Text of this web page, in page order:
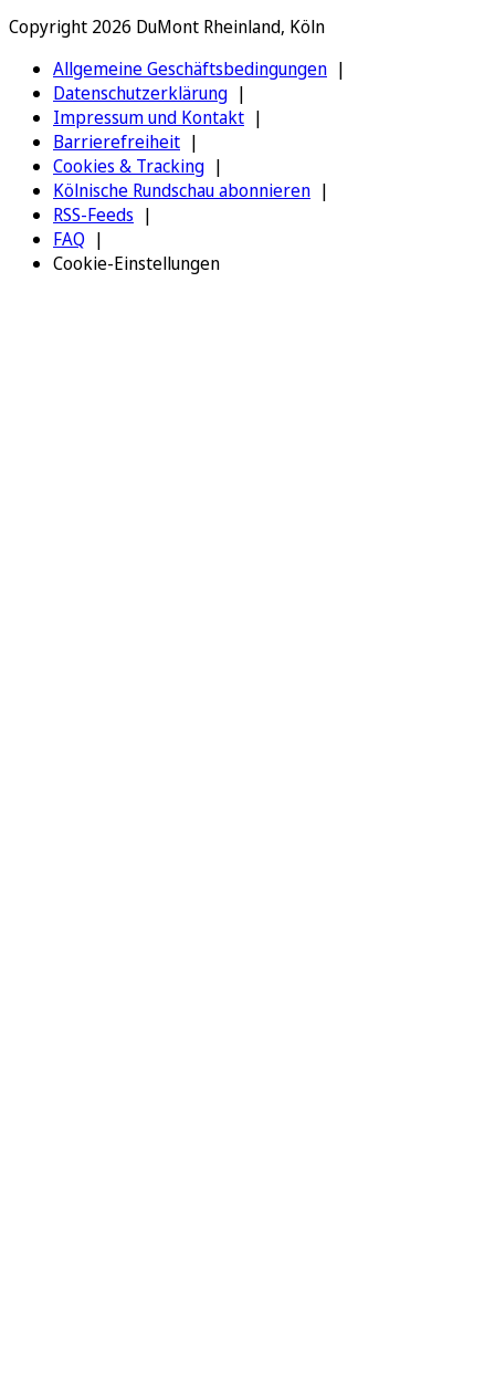
Copyright 2026 DuMont Rheinland, Köln
Allgemeine Geschäftsbedingungen
Datenschutzerklärung
Impressum und Kontakt
Barrierefreiheit
Cookies & Tracking
Kölnische Rundschau abonnieren
RSS-Feeds
FAQ
Cookie-Einstellungen